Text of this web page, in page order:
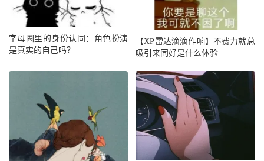
字母圈里的身份认同：角色扮演
是真实的自己吗？
【XP雷达滴滴作响】不费力就总
吸引来同好是什么体验